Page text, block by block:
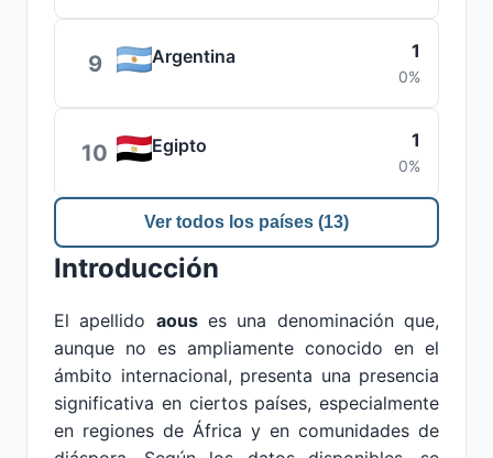
9 Argentina 1
0%
10 Egipto 1
0%
Ver todos los países (13)
Introducción
El apellido aouses una denominación que,
aunque no es ampliamente conocido en el
ámbito internacional, presenta una presencia
significativa en ciertos países, especialmente
en regiones de África y en comunidades de